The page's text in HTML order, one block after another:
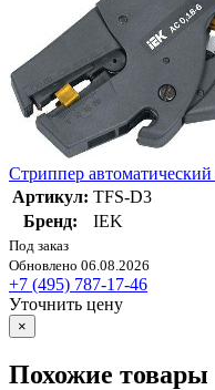
Стриппер
Артикул: TFS-D3
Бренд:
IEK
Под заказ
Обновлено 06.08.2026
+7 (495) 787-17-46
Уточнить цену
×
Похожие товары